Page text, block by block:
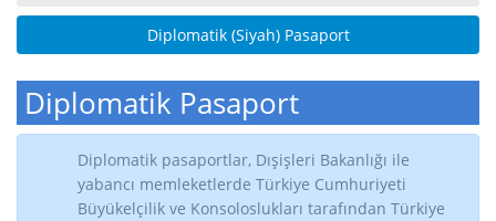
Diplomatik (Siyah) Pasaport
Diplomatik Pasaport
Diplomatik pasaportlar, Dışişleri Bakanlığı ile
yabancı memleketlerde Türkiye Cumhuriyeti
Büyükelçilik ve Konsoloslukları tarafından Türkiye